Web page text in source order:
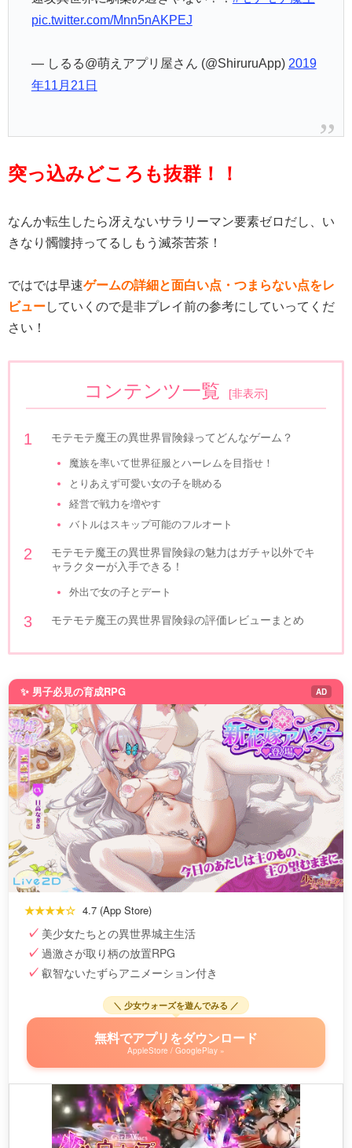
pic.twitter.com/Mnn5nAKPEJ
— しるる@萌えアプリ屋さん (@ShiruruApp) 2019
年11月21日
突っ込みどころも抜群！！
なんか転生したら冴えないサラリーマン要素ゼロだし、い
きなり髑髏持ってるしもう滅茶苦茶！
ではでは早速ゲームの詳細と面白い点・つまらない点をレ
ビューしていくので是非プレイ前の参考にしていってくだ
さい！
コンテンツ一覧 [非表示]
モテモテ魔王の異世界冒険録ってどんなゲーム？
魔族を率いて世界征服とハーレムを目指せ！
とりあえず可愛い女の子を眺める
経営で戦力を増やす
バトルはスキップ可能のフルオート
モテモテ魔王の異世界冒険録の魅力はガチャ以外でキ
ャラクターが入手できる！
外出で女の子とデート
モテモテ魔王の異世界冒険録の評価レビューまとめ
✨ 男子必見の育成RPG AD
★★★★☆ 4.7 (App Store)
美少女たちとの異世界城主生活
過激さが取り柄の放置RPG
叡智ないたずらアニメーション付き
＼ 少女ウォーズを遊んでみる ／
無料でアプリをダウンロード
AppleStore / GooglePlay »